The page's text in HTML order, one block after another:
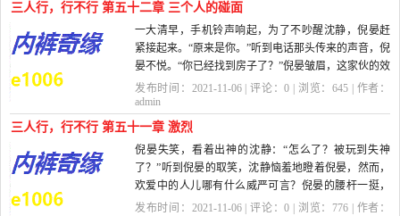
三人行，行不行 第五十二章 三个人的碰面
一大清早，手机铃声响起，为了不吵醒沈静，倪晏赶
紧接起来。“原来是你。”听到电话那头传来的声音，倪
晏不悦。“你已经找到房子了？”倪晏皱眉，这家伙的效
率会不...
发布时间：2021-11-06 | 评论：0 | 浏览：645 | 作者：
admin
三人行，行不行 第五十一章 激烈
倪晏失笑，看着出神的沈静：“怎么了？被玩到失神
了？”听到倪晏的取笑，沈静恼羞地瞪着倪晏，然而，
欢爱中的人儿哪有什么威严可言？倪晏的腰杆一挺，
将自己送入沈静湿热...
发布时间：2021-11-06 | 评论：0 | 浏览： 776 | 作者：